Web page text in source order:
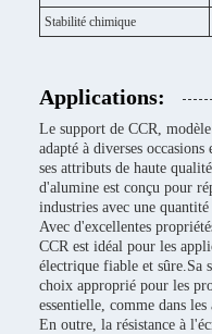
Stabilité chimique
Applications:
Le support de CCR,
adapté à diverses
ses attributs de haute
d'alumine est conçu pour
industries avec une
Avec d'excellentes
CCR est idéal pour les
électrique fiable et sûre.Sa
choix approprié pour les
essentielle, comme dans
En outre, la résistance à